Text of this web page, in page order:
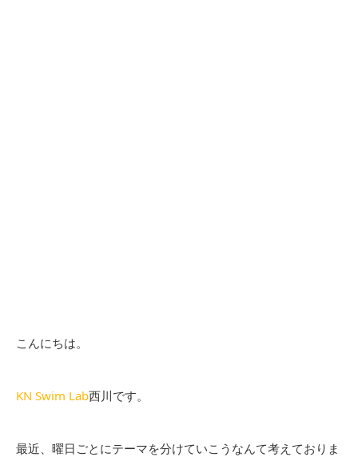
こんにちは。
KN Swim Lab西川です。
最近、曜日ごとにテーマを分けていこうなんて考えておりま